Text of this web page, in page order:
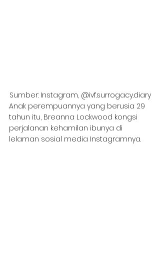
Sumber: Instagram, @ivf.surrogacy.diary
Anak perempuannya yang berusia 29
tahun itu, Breanna Lockwood kongsi
perjalanan kehamilan ibunya di
lelaman sosial media Instagramnya.